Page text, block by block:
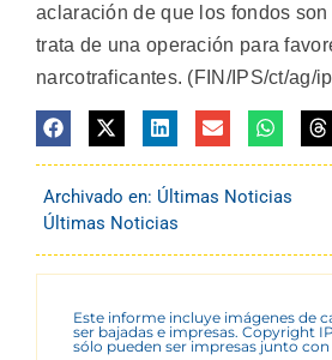
aclaración de que los fondos
trata de una operación para
narcotraficantes. (FIN/IPS/ct/ag/
Archivado en: Últimas Noticias
Últimas Noticias
Este informe incluye imágenes de
ser bajadas e impresas. Copyright
sólo pueden ser impresas junto